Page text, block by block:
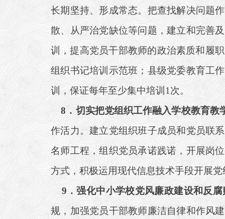
长期坚持、形成常态。把查找解决问题
散、从严治党缺位等问题，建立和完善
训，提高党员干部教师的政治素质和履
组织书记培训示范班；县级党委教育工
训，保证每年至少集中培训1次。
8．切实把党组织工作融入学校教育教
作活力。建立党组织班子成员和党员联
名师工程，组织党员承诺践诺，开展岗
方式，积极运用现代信息技术手段开展
9．强化中小学校党风廉政建设和反
规，加强党员干部教师廉洁自律和作风